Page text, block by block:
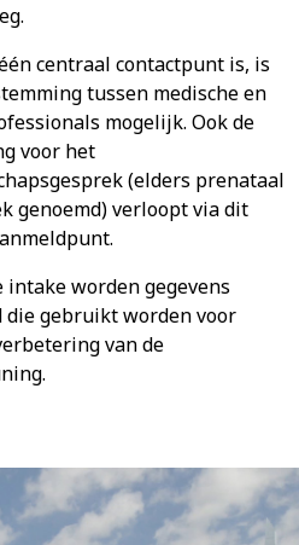
centraal contactpunt is, is
tussen medische en
mogelijk. Ook de
voor het
(elders prenataal
genoemd) verloopt via dit
intake worden gegevens
die gebruikt worden voor
van de